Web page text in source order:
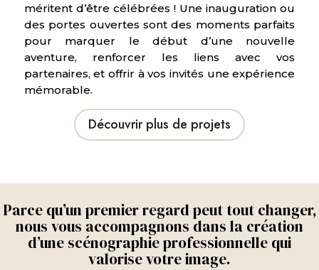
méritent d’être célébrées ! Une inauguration ou
des portes ouvertes sont des moments parfaits
pour marquer le début d’une nouvelle
aventure, renforcer les liens avec vos
partenaires, et offrir à vos invités une expérience
mémorable.
Découvrir plus de projets
Parce qu’un premier regard peut tout changer,
nous vous accompagnons dans la création
d’une scénographie professionnelle qui
valorise votre image.